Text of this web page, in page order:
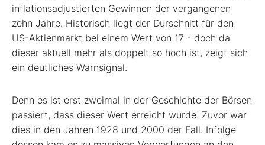
inflationsadjustierten Gewinnen der vergangenen
zehn Jahre. Historisch liegt der Durschnitt für den
US-Aktienmarkt bei einem Wert von 17 - doch da
dieser aktuell mehr als doppelt so hoch ist, zeigt sich
ein deutliches Warnsignal.
Denn es ist erst zweimal in der Geschichte der Börsen
passiert, dass dieser Wert erreicht wurde. Zuvor war
dies in den Jahren 1928 und 2000 der Fall. Infolge